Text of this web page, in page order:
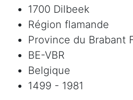
1700 Dilbeek
Région flamande
Province du Brabant
BE-VBR
Belgique
1499 - 1981